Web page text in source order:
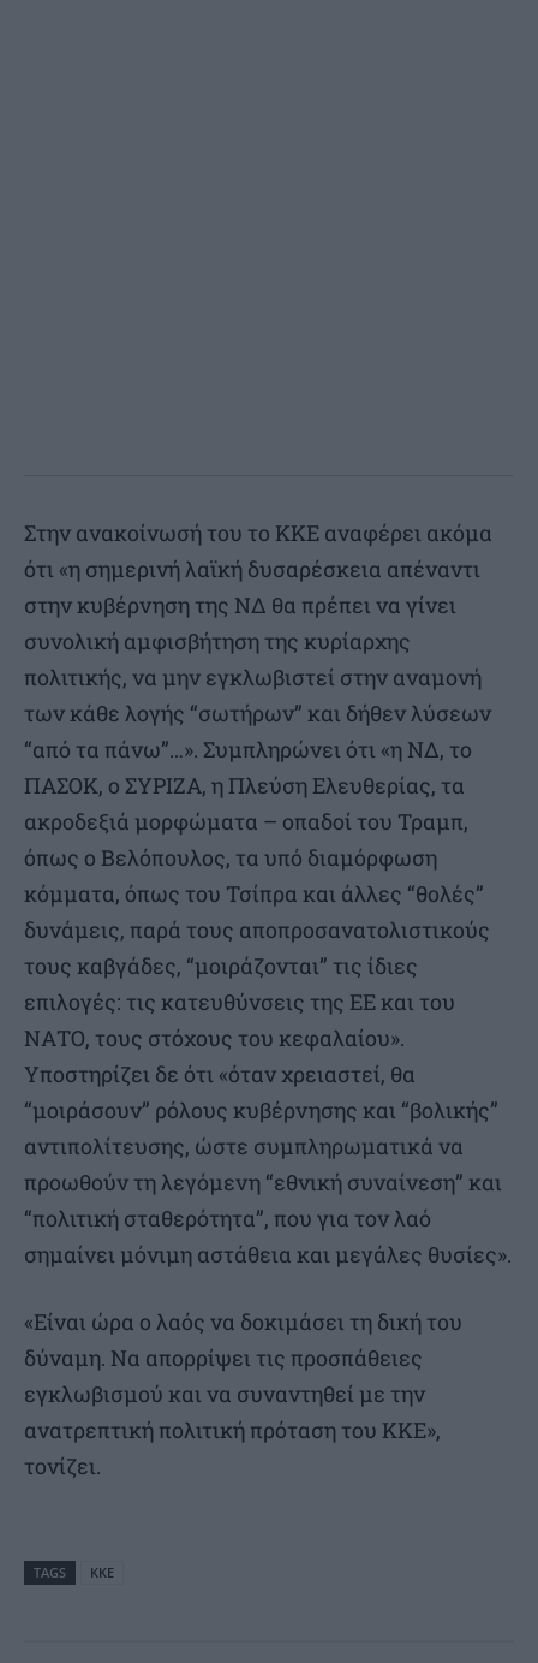
Στην ανακοίνωσή του το ΚΚΕ αναφέρει ακόμα
ότι «η σημερινή λαϊκή δυσαρέσκεια απέναντι
στην κυβέρνηση της ΝΔ θα πρέπει να γίνει
συνολική αμφισβήτηση της κυρίαρχης
πολιτικής, να μην εγκλωβιστεί στην αναμονή
των κάθε λογής “σωτήρων” και δήθεν λύσεων
“από τα πάνω”…». Συμπληρώνει ότι «η ΝΔ, το
ΠΑΣΟΚ, ο ΣΥΡΙΖΑ, η Πλεύση Ελευθερίας, τα
ακροδεξιά μορφώματα – οπαδοί του Τραµπ,
όπως ο Βελόπουλος, τα υπό διαμόρφωση
κόμματα, όπως του Τσίπρα και άλλες “θολές”
δυνάµεις, παρά τους αποπροσανατολιστικούς
τους καβγάδες, “μοιράζονται” τις ίδιες
επιλογές: τις κατευθύνσεις της ΕΕ και του
ΝΑΤΟ, τους στόχους του κεφαλαίου».
Υποστηρίζει δε ότι «όταν χρειαστεί, θα
“μοιράσουν” ρόλους κυβέρνησης και “βολικής”
αντιπολίτευσης, ώστε συμπληρωματικά να
προωθούν τη λεγόμενη “εθνική συναίνεση” και
“πολιτική σταθερότητα”, που για τον λαό
σημαίνει μόνιμη αστάθεια και μεγάλες θυσίες».
«Είναι ώρα ο λαός να δοκιμάσει τη δική του
δύναμη. Να απορρίψει τις προσπάθειες
εγκλωβισμού και να συναντηθεί με την
ανατρεπτική πολιτική πρόταση του ΚΚΕ»,
τονίζει.
TAGS ΚΚΕ